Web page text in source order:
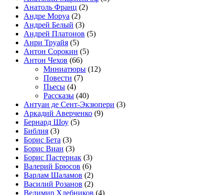
Анатоль Франц (2)
Андре Моруа (2)
Андрей Белый (3)
Андрей Платонов (5)
Анри Труайя (5)
Антон Сорокин (5)
Антон Чехов (66)
Миниатюры (12)
Повести (7)
Пьесы (4)
Рассказы (40)
Антуан де Сент-Экзюпери (3)
Аркадий Аверченко (9)
Бернард Шоу (5)
Библия (3)
Борис Бета (3)
Борис Виан (3)
Борис Пастернак (3)
Валерий Брюсов (6)
Варлам Шаламов (2)
Василий Розанов (2)
Велимир Хлебников (4)